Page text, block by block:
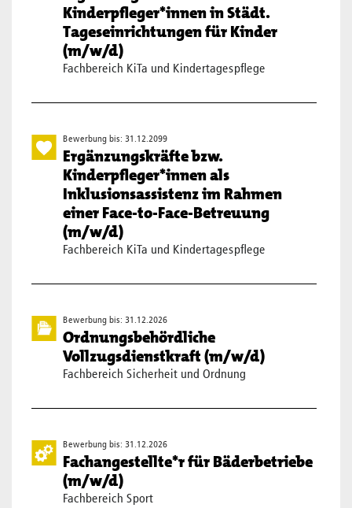
Kinderpfleger*innen in Städt.
Tages­einrich­tungen für Kinder
(m/w/d)
Fachbereich KiTa und Kindertagespflege
Bewerbung bis: 31.12.2099
Ergänzungskräfte bzw.
Kinderpfleger*innen als
Inklusionsassistenz im Rahmen
einer Face-to-Face-Betreuung
(m/w/d)
Fachbereich KiTa und Kindertagespflege
Bewerbung bis: 31.12.2026
Ordnungsbehördliche
Vollzugsdienstkraft (m/w/d)
Fachbereich Sicherheit und Ordnung
Bewerbung bis: 31.12.2026
Fachangestellte*r für Bäderbetriebe
(m/w/d)
Fachbereich Sport